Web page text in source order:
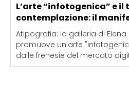
L’arte “infotogenica” e il
contemplazione: il
Atipografia: la galleria di Elena
promuove un'arte
dalle frenesie del mercato